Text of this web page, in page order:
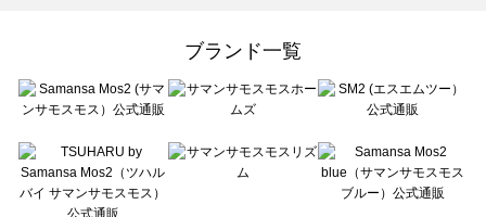
sō4ū（ソウフォーユー）の雑貨一覧
Te chichi（テチチ）の雑貨一覧
Te chichi CLASSIC（テチチ クラシック）の雑貨一覧
Lugnoncure（ルノンキュール）の雑貨一覧
BETTY'S BLUE（べティーズブルー）の雑貨一覧
Wpc.（ワールドパーティー）の雑貨一覧
ブランド一覧